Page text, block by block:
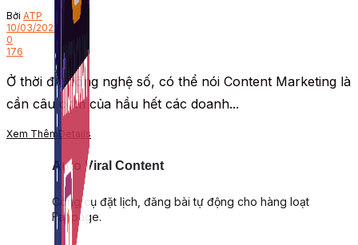
Auto Viral Content
Công cụ đặt lịch, đăng bài tự động cho hàng loạt
Fanpage.
Bởi ATP
10/03/2023
0
176
Ở thời đại công nghệ số, có thể nói Content Marketing là
cần câu cơm của hầu hết các doanh...
Xem ThêmDetails